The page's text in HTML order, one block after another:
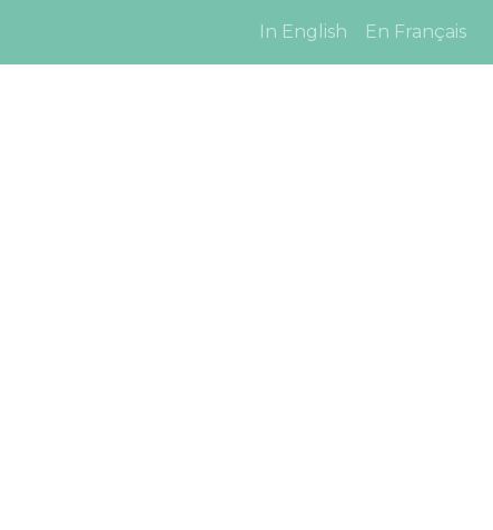
In English En Français